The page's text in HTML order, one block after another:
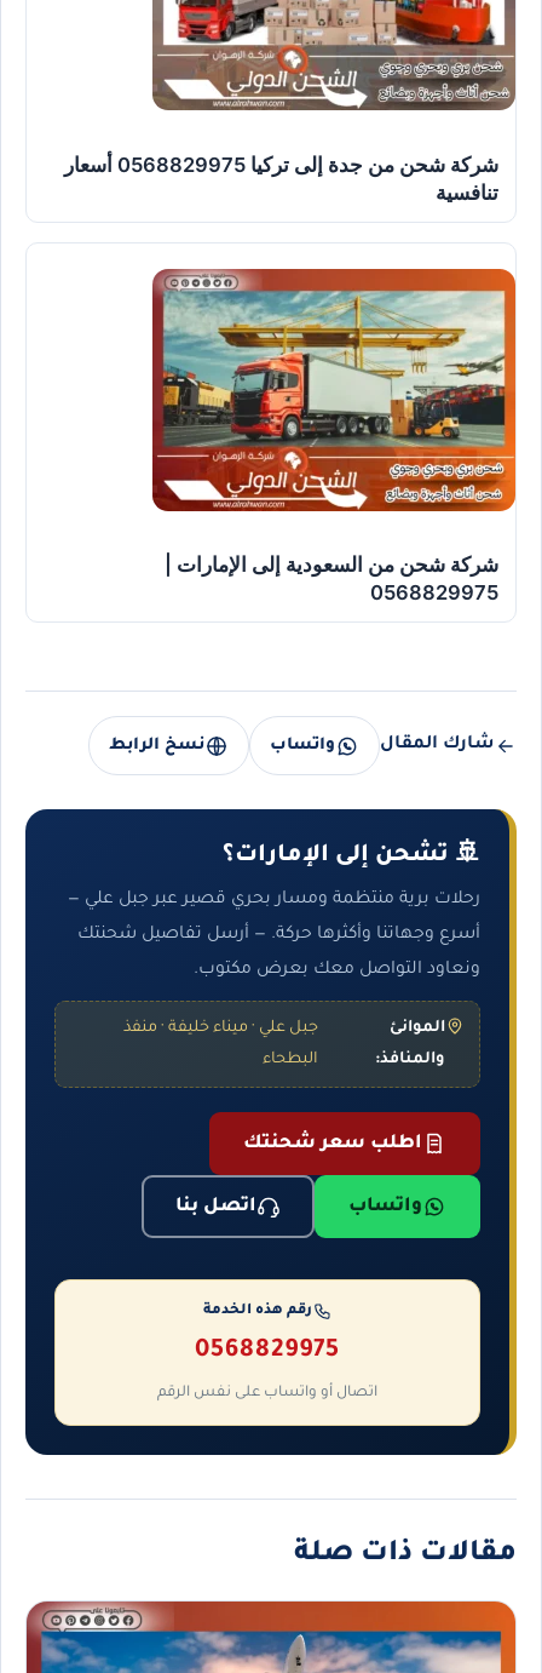
شركة شحن من جدة إلى تركيا 0568829975 أسعار
تنافسية
شركة شحن من السعودية إلى الإمارات |
0568829975
شارك المقال واتساب نسخ الرابط
🚢 تشحن إلى الإمارات؟
رحلات برية منتظمة ومسار بحري قصير عبر جبل علي —
أسرع وجهاتنا وأكثرها حركة. — أرسل تفاصيل شحنتك
ونعاود التواصل معك بعرض مكتوب.
الموانئ
والمنافذ:
جبل علي · ميناء خليفة · منفذ
البطحاء
اطلب سعر شحنتك
واتساب اتصل بنا
رقم هذه الخدمة
0568829975
اتصال أو واتساب على نفس الرقم
مقالات ذات صلة